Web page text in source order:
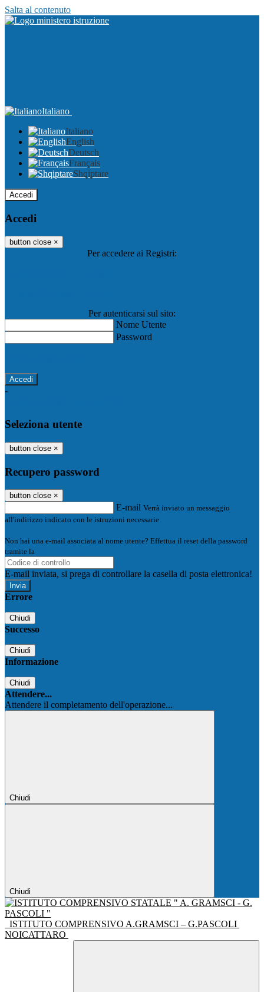
Salta al contenuto
Italiano
Italiano
English
Deutsch
Français
Shqiptare
Accedi
Accedi
button close ×
Per accedere ai Registri:
Per autenticarsi sul sito:
Nome Utente
Password
-
Seleziona utente
button close ×
Recupero password
button close ×
E-mail Verrà inviato un messaggio
all'indirizzo indicato con le istruzioni necessarie.
Non hai una e-mail associata al nome utente? Effettua il reset della password
tramite la
E-mail inviata, si prega di controllare la casella di posta elettronica!
Errore
Chiudi
Successo
Chiudi
Informazione
Chiudi
Attendere...
Attendere il completamento dell'operazione...
Chiudi
Chiudi
ISTITUTO COMPRENSIVO A.GRAMSCI – G.PASCOLI
NOICATTARO